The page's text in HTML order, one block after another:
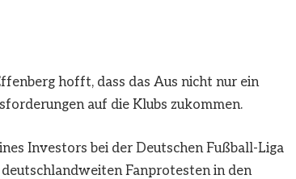
hofft, dass das Aus nicht nur ein
auf die Klubs zukommen.
Investors bei der Deutschen Fußball-Liga
Fanprotesten in den